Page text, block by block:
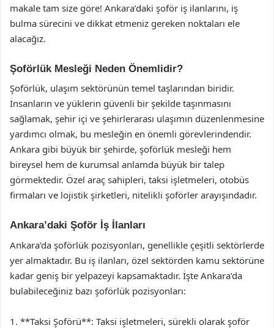
makale tam size göre! Ankara’daki şoför iş ilanlarını, iş
bulma sürecini ve dikkat etmeniz gereken noktaları ele
alacağız.
Şoförlük Mesleği Neden Önemlidir?
Şoförlük, ulaşım sektörünün temel taşlarından biridir.
İnsanların ve yüklerin güvenli bir şekilde taşınmasını
sağlamak, şehir içi ve şehirlerarası ulaşımın düzenlenmesine
yardımcı olmak, bu mesleğin en önemli görevlerindendir.
Ankara gibi büyük bir şehirde, şoförlük mesleği hem
bireysel hem de kurumsal anlamda büyük bir talep
görmektedir. Özel araç sahipleri, taksi işletmeleri, otobüs
firmaları ve lojistik şirketleri, nitelikli şoförler arayışındadır.
Ankara’daki Şoför İş İlanları
Ankara’da şoförlük pozisyonları, genellikle çeşitli sektörlerde
yer almaktadır. Bu iş ilanları, özel sektörden kamu sektörüne
kadar geniş bir yelpazeyi kapsamaktadır. İşte Ankara’da
bulabileceğiniz bazı şoförlük pozisyonları:
1. **Taksi Şoförü**: Taksi işletmeleri, sürekli olarak şoför